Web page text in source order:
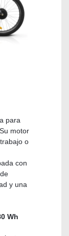
para
motor
o
con
y una
Wh